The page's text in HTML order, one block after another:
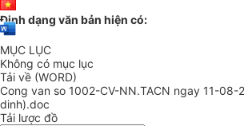
Định dạng văn bản hiện có:
MỤC LỤC
Không có mục lục
Tải về (WORD)
Cong van so 1002-CV-NN.TACN ngay 11-08-
dinh).doc
Tải lược đồ